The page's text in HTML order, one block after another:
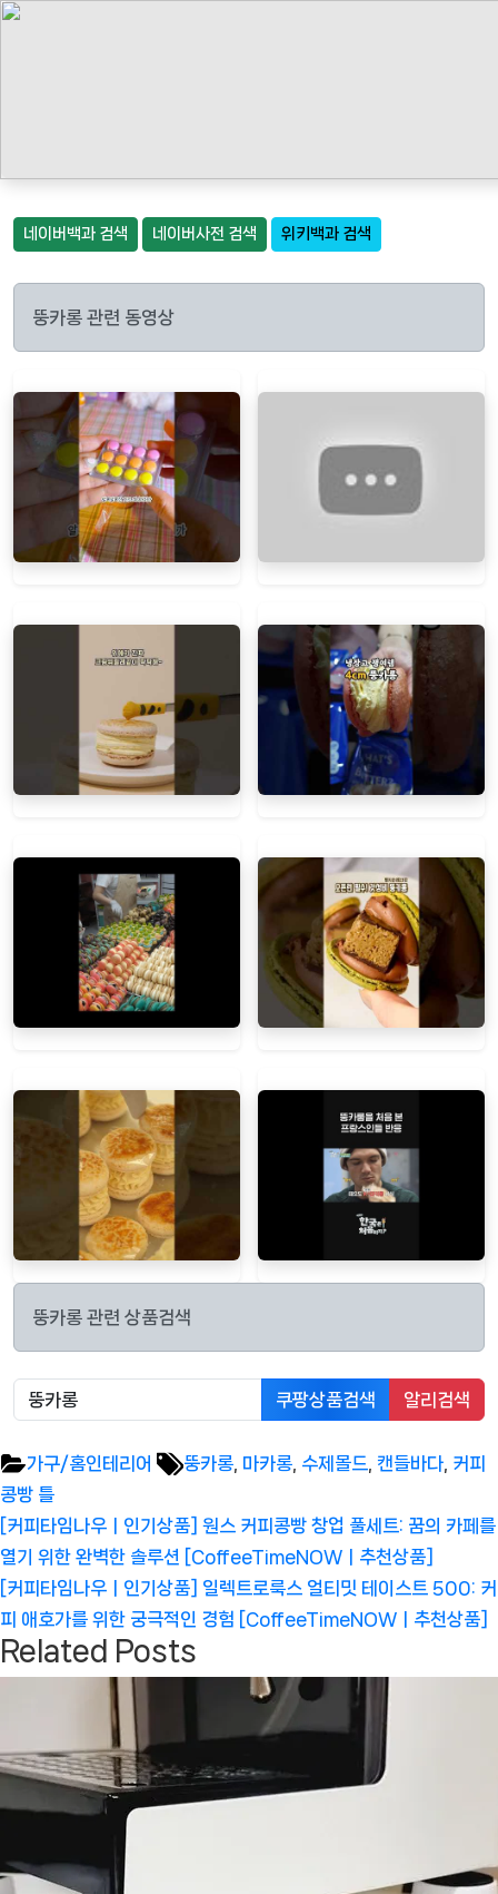
네이버백과 검색 네이버사전 검색 위키백과 검색
뚱카롱 관련 동영상
뚱카롱 관련 상품검색
쿠팡상품검색 알리검색
가구/홈인테리어 Tags:
뚱카롱 마카롱 수제몰드 캔들바다 커피
콩빵 틀
글
탐
색
Previous
Post:
[커피타임나우ㅣ인기상품] 원스 커피콩빵 창업 풀세트: 꿈의 카페를
열기 위한 완벽한 솔루션 [CoffeeTimeNOWㅣ추천상품]
Next
Post:
[커피타임나우ㅣ인기상품] 일렉트로룩스 얼티밋 테이스트 500: 커
피 애호가를 위한 궁극적인 경험 [CoffeeTimeNOWㅣ추천상품]
Related Posts